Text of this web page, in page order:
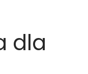
dla